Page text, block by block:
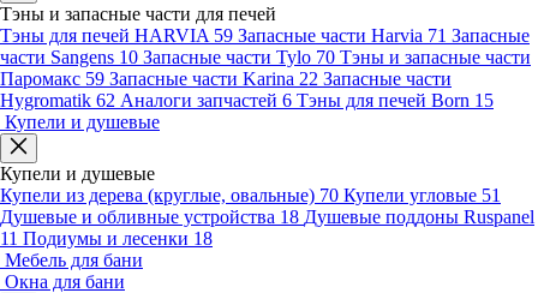
Тэны и запасные части для печей
Тэны для печей HARVIA 59 Запасные части Harvia 71 Запасные
части Sangens 10 Запасные части Tylo 70 Тэны и запасные части
Паромакс 59 Запасные части Karina 22 Запасные части
Hygromatik 62 Аналоги запчастей 6 Тэны для печей Born 15
Купели и душевые
Купели и душевые
Купели из дерева (круглые, овальные) 70 Купели угловые 51
Душевые и обливные устройства 18 Душевые поддоны Ruspanel
11 Подиумы и лесенки 18
Мебель для бани
Окна для бани